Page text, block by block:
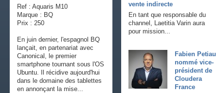
vente indirecte
En tant que responsable du
channel, Laetitia Varin aura
pour mission...
Fabien Petiau
nommé vice-
président de
Cloudera
France
Ref : Aquaris M10
Marque : BQ
Prix : 250
En juin dernier, l'espagnol BQ
lançait, en partenariat avec
Canonical, le premier
smartphone tournant sous l'OS
Ubuntu. Il récidive aujourd'hui
dans le domaine des tablettes
en annonçant la mise...